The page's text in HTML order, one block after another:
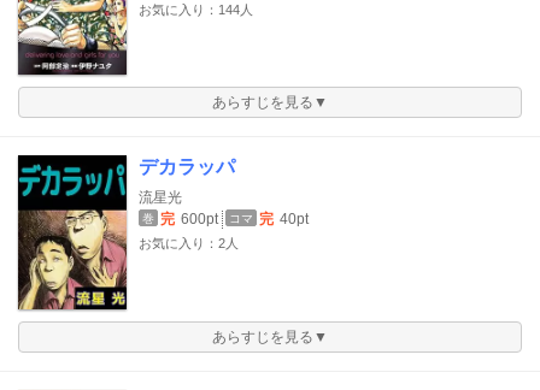
お気に入り：144人
あらすじを見る▼
デカラッパ
流星光
巻 完 600pt コマ 完 40pt
お気に入り：2人
あらすじを見る▼